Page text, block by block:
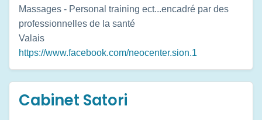
Massages - Personal training ect...encadré par des
professionnelles de la santé
Valais
https://www.facebook.com/neocenter.sion.1
Cabinet Satori